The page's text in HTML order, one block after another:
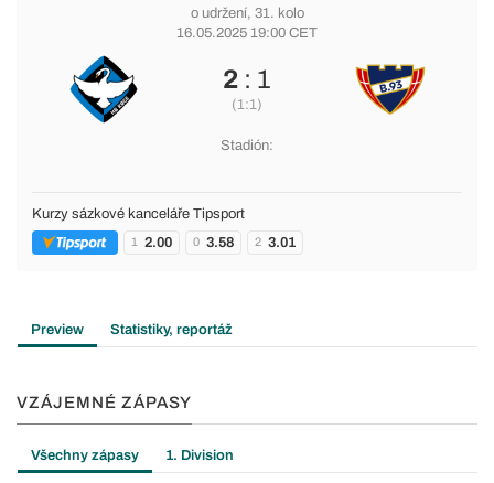
o udržení, 31. kolo
16.05.2025 19:00 CET
2: 1
(1:1)
Stadión:
Kurzy sázkové kanceláře Tipsport
1 2.00 0 3.58 2 3.01
Preview Statistiky, reportáž
VZÁJEMNÉ ZÁPASY
Všechny zápasy 1. Division